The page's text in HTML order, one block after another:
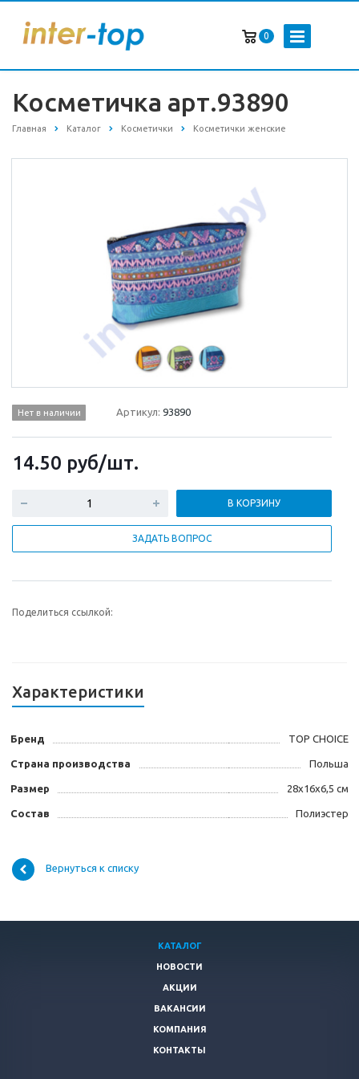
0
Косметичка арт.93890
Главная Каталог Косметички Косметички женские
Нет в наличии Артикул:93890
14.50 руб/шт.
В КОРЗИНУ
ЗАДАТЬ ВОПРОС
Поделиться ссылкой:
Характеристики
Бренд TOP CHOICE
Страна производства Польша
Размер 28х16х6,5 см
Состав Полиэстер
Вернуться к списку
КАТАЛОГ
НОВОСТИ
АКЦИИ
ВАКАНСИИ
КОМПАНИЯ
КОНТАКТЫ